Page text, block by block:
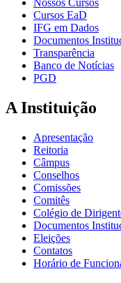
Nossos Cursos
Cursos EaD
IFG em Dados
Documentos
Transparência
Banco de Notícias
PGD
A Instituição
Apresentação
Reitoria
Câmpus
Conselhos
Comissões
Comitês
Colégio de
Documentos
Eleições
Contatos
Horário de